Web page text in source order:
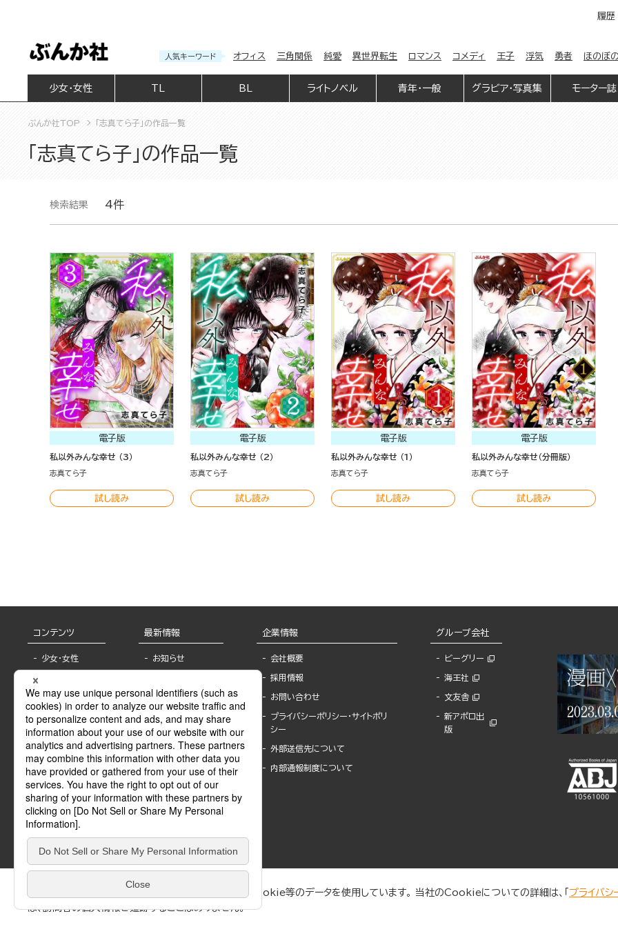
履歴
人気キーワード オフィス 三角関係 純愛 異世界転生 ロマンス コメディ 王子 浮気 勇者 ほのぼ
少女・女性 BL ライトノベル 青年・一般 グラビア・写真集 モーター誌
ぶんか社TOP 「志真てら子」の作品一覧
「志真てら子」の作品一覧
検索結果 4件
電子版
私以外みんな幸せ （3）
志真てら子
試し読み
電子版
私以外みんな幸せ （2）
志真てら子
試し読み
電子版
私以外みんな幸せ （1）
志真てら子
試し読み
電子版
私以外みんな幸せ（分冊版）
志真てら子
試し読み
コンテンツ
少女・女性
BL
ライトノベル
青年・一般
グラビア・写真
モーター誌
SPECIAL
Sublicense
最新情報
お知らせ
報
書店様へ
海外ライセンシー
公式SNSアカウ
ント
作家一覧
Keyword list
Author list
企業情報
会社概要
採用情報
お問い合わせ
プライバシーポリシー・サイトポリ
シー
外部送信先について
内部通報制度について
グループ会社
ビーグリー
海王社
文友舎
新アポロ出
版
ぶんか社が運営するサイトでは、利便性向上のためにCookie等のデータを使用しています。 当社のCookieについての詳細は、「 プライバシ
は、訪問者の個人情報を追跡することはありません。